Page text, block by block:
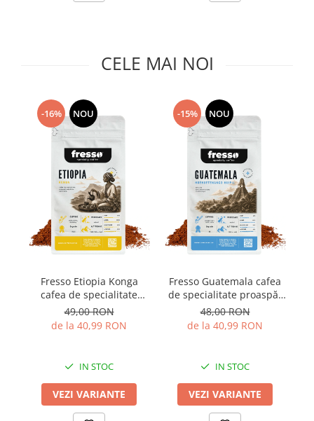
Capsule de Cafea
CELE MAI NOI
-16% NOU
Fresso Etiopia Konga
cafea de specialitate
proaspăt prăjită și
măcinată
49,00 RON
de la 40,99 RON
IN STOC
VEZI VARIANTE
-15% NOU
Fresso Guatemala cafea
de specialitate proaspăt
prăjită și măcinată
48,00 RON
de la 40,99 RON
IN STOC
VEZI VARIANTE